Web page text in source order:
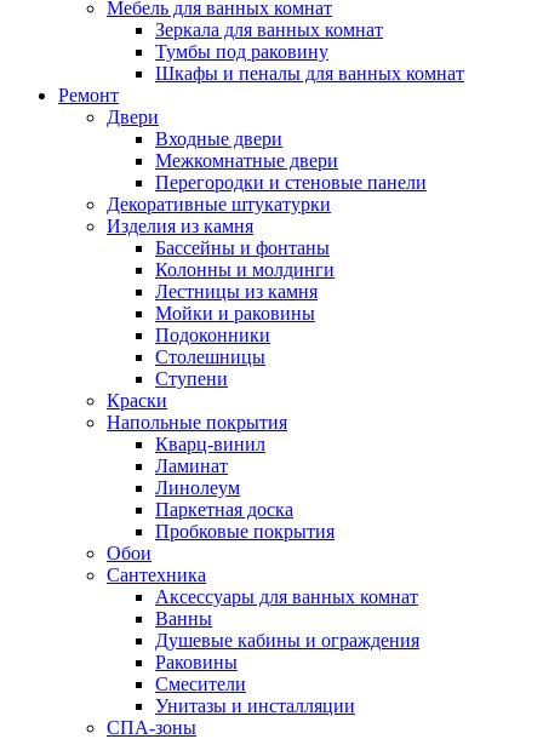
Мебель для ванных комнат
Зеркала для ванных комнат
Тумбы под раковину
Шкафы и пеналы для ванных комнат
Ремонт
Двери
Входные двери
Межкомнатные двери
Перегородки и стеновые панели
Декоративные штукатурки
Изделия из камня
Бассейны и фонтаны
Колонны и молдинги
Лестницы из камня
Мойки и раковины
Подоконники
Столешницы
Ступени
Краски
Напольные покрытия
Кварц-винил
Ламинат
Линолеум
Паркетная доска
Пробковые покрытия
Обои
Сантехника
Аксессуары для ванных комнат
Ванны
Душевые кабины и ограждения
Раковины
Смесители
Унитазы и инсталляции
СПА-зоны